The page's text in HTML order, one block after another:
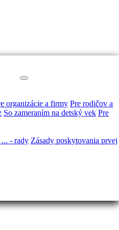
organizácie a firmy Pre rodičov a
So zameraním na detský vek Pre
- rady Zásady poskytovania prvej